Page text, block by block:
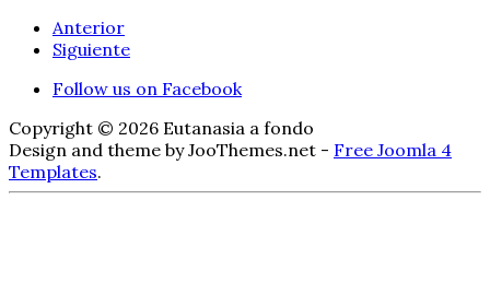
Anterior
Siguiente
Follow us on Facebook
Copyright © 2026 Eutanasia a fondo
Design and theme by JooThemes.net - Free Joomla 4
Templates.